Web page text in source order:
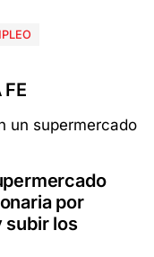
FE
por
subir los